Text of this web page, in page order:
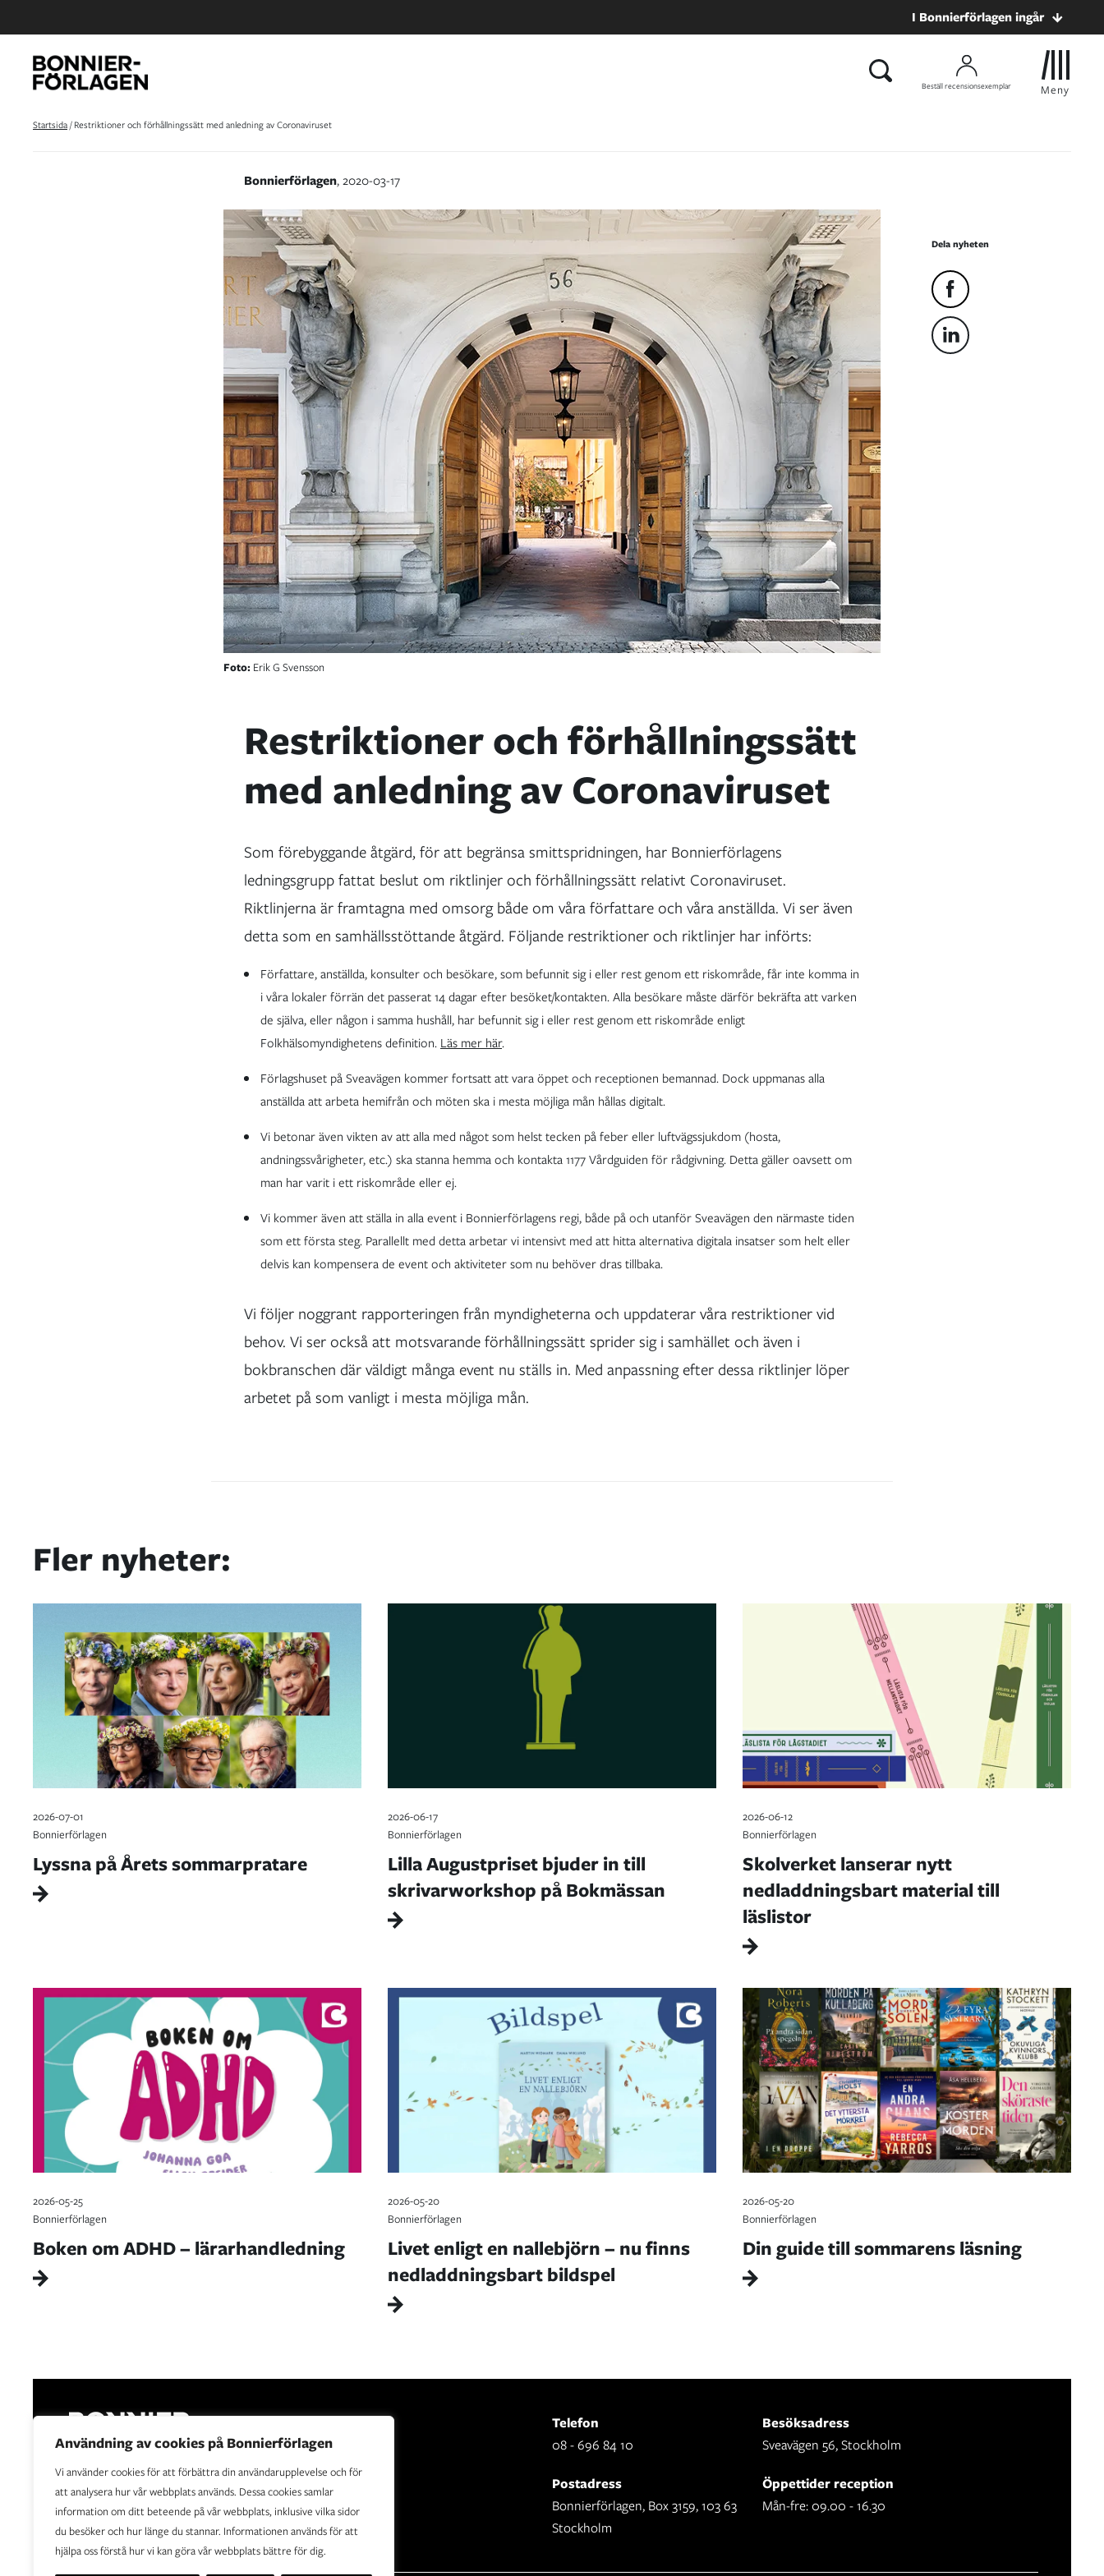
Användning av cookies på Bonnierförlagen
Vi använder cookies för att förbättra din användarupplevelse och för
att analysera hur vår webbplats används. Dessa cookies samlar
information om ditt beteende på vår webbplats, inklusive vilka sidor
du besöker och hur länge du stannar. Informationen används för att
hjälpa oss förstå hur vi kan göra vår webbplats bättre för dig.
I Bonnierförlagen ingår
Beställ recensionsexemplar Meny
Startsida/Restriktioner och förhållningssätt med anledning av Coronaviruset
Bonnierförlagen, 2020-03-17
Foto: Erik G Svensson
Dela nyheten
Restriktioner och förhållningssätt
med anledning av Coronaviruset
Som förebyggande åtgärd, för att begränsa smittspridningen, har Bonnierförlagens
ledningsgrupp fattat beslut om riktlinjer och förhållningssätt relativt Coronaviruset.
Riktlinjerna är framtagna med omsorg både om våra författare och våra anställda. Vi ser även
detta som en samhällsstöttande åtgärd. Följande restriktioner och riktlinjer har införts:
Författare, anställda, konsulter och besökare, som befunnit sig i eller rest genom ett riskområde, får inte komma in
i våra lokaler förrän det passerat 14 dagar efter besöket/kontakten. Alla besökare måste därför bekräfta att varken
de själva, eller någon i samma hushåll, har befunnit sig i eller rest genom ett riskområde enligt
Folkhälsomyndighetens definition. Läs mer här.
Förlagshuset på Sveavägen kommer fortsatt att vara öppet och receptionen bemannad. Dock uppmanas alla
anställda att arbeta hemifrån och möten ska i mesta möjliga mån hållas digitalt.
Vi betonar även vikten av att alla med något som helst tecken på feber eller luftvägssjukdom (hosta,
andningssvårigheter, etc.) ska stanna hemma och kontakta 1177 Vårdguiden för rådgivning. Detta gäller oavsett om
man har varit i ett riskområde eller ej.
Vi kommer även att ställa in alla event i Bonnierförlagens regi, både på och utanför Sveavägen den närmaste tiden
som ett första steg. Parallellt med detta arbetar vi intensivt med att hitta alternativa digitala insatser som helt eller
delvis kan kompensera de event och aktiviteter som nu behöver dras tillbaka.
Vi följer noggrant rapporteringen från myndigheterna och uppdaterar våra restriktioner vid
behov. Vi ser också att motsvarande förhållningssätt sprider sig i samhället och även i
bokbranschen där väldigt många event nu ställs in. Med anpassning efter dessa riktlinjer löper
arbetet på som vanligt i mesta möjliga mån.
Fler nyheter:
2026-07-01
Bonnierförlagen
Lyssna på Årets sommarpratare
2026-06-17
Bonnierförlagen
Lilla Augustpriset bjuder in till
skrivarworkshop på Bokmässan
2026-06-12
Bonnierförlagen
Skolverket lanserar nytt
nedladdningsbart material till
läslistor
2026-05-25
Bonnierförlagen
Boken om ADHD – lärarhandledning
2026-05-20
Bonnierförlagen
Livet enligt en nallebjörn – nu finns
nedladdningsbart bildspel
2026-05-20
Bonnierförlagen
Din guide till sommarens läsning
Bonnierförlagen är Sveriges ledande förlagshus. Vår
vision är att sprida berättelser som upplyser,
underhåller, utvecklar och berör.
Telefon
08 - 696 84 10
Besöksadress
Sveavägen 56, Stockholm
Postadress
Bonnierförlagen, Box 3159, 103 63
Stockholm
Öppettider reception
Mån-fre: 09.00 - 16.30